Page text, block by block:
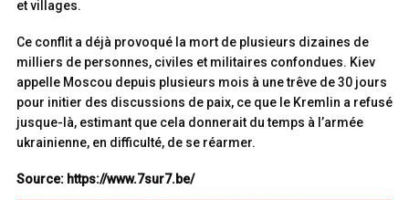
et villages.
Ce conflit a déjà provoqué la mort de plusieurs dizaines de
milliers de personnes, civiles et militaires confondues. Kiev
appelle Moscou depuis plusieurs mois à une trêve de 30 jours
pour initier des discussions de paix, ce que le Kremlin a refusé
jusque-là, estimant que cela donnerait du temps à l’armée
ukrainienne, en difficulté, de se réarmer.
Source: https://www.7sur7.be/